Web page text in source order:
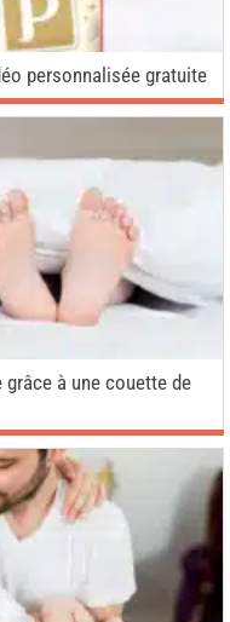
personnalisée gratuite
grâce à une couette de